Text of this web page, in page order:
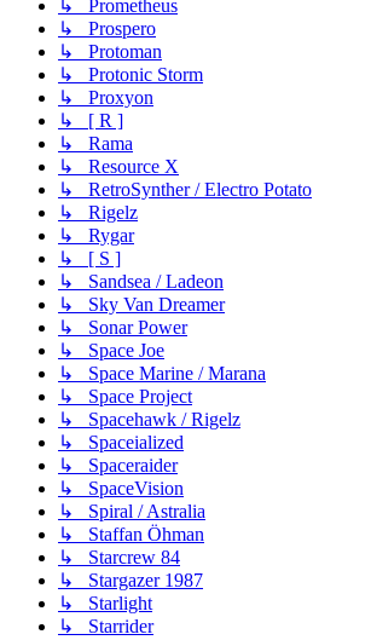
↳ Prometheus
↳ Prospero
↳ Protoman
↳ Protonic Storm
↳ Proxyon
↳ [ R ]
↳ Rama
↳ Resource X
↳ RetroSynther / Electro Potato
↳ Rigelz
↳ Rygar
↳ [ S ]
↳ Sandsea / Ladeon
↳ Sky Van Dreamer
↳ Sonar Power
↳ Space Joe
↳ Space Marine / Marana
↳ Space Project
↳ Spacehawk / Rigelz
↳ Spaceialized
↳ Spaceraider
↳ SpaceVision
↳ Spiral / Astralia
↳ Staffan Öhman
↳ Starcrew 84
↳ Stargazer 1987
↳ Starlight
↳ Starrider